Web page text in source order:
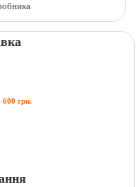
600 грн.